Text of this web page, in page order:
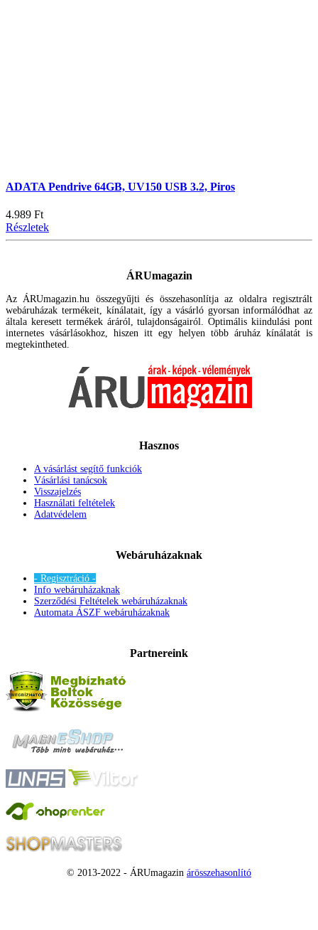
ADATA Pendrive 64GB, UV150 USB 3.2, Piros
4.989 Ft
Részletek
ÁRUmagazin
Az ÁRUmagazin.hu összegyűjti és összehasonlítja az oldalra regisztrált
webáruházak termékeit, kínálatait, így a vásárló gyorsan informálódhat az
általa keresett termékek áráról, tulajdonságairól. Optimális kiindulási pont
internetes vásárlásokhoz, hiszen itt egy helyen több áruház kínálatát is
megtekintheted.
Hasznos
A vásárlást segítő funkciók
Vásárlási tanácsok
Visszajelzés
Használati feltételek
Adatvédelem
Webáruházaknak
- Regisztráció -
Info webáruházaknak
Szerződési Feltételek webáruházaknak
Automata ÁSZF webáruházaknak
Partnereink
© 2013-2022 - ÁRUmagazin árösszehasonlító